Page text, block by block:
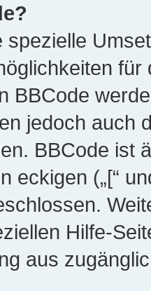
spezielle
BBCode
jedoch auch
BBCode ist
eckigen („[“
Hilfe-
aus